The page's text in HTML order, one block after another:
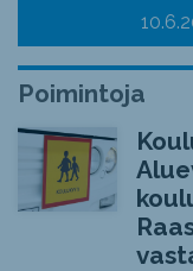
Poimintoja